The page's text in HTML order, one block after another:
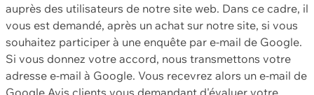
auprès des utilisateurs de notre site web. Dans ce cadre, il
vous est demandé, après un achat sur notre site, si vous
souhaitez participer à une enquête par e-mail de Google.
Si vous donnez votre accord, nous transmettons votre
adresse e-mail à Google. Vous recevrez alors un e-mail de